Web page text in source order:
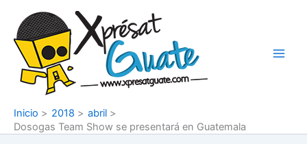
contenido
Inicio 2018
abril
Dosogas Team Show se presentará en Guatemala